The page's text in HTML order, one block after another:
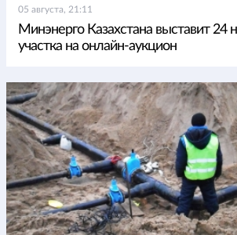
05 августа, 21:11
Минэнерго Казахстана выставит 24
участка на онлайн-аукцион